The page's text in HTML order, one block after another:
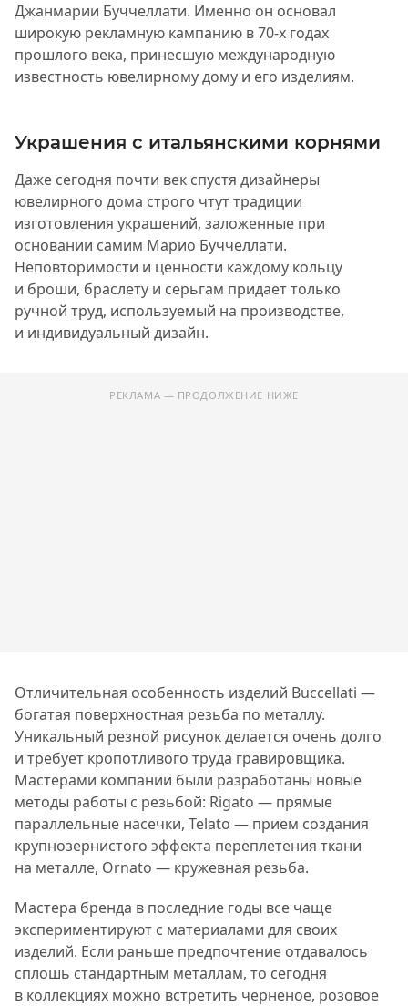
Джанмарии Буччеллати. Именно он основал
широкую рекламную кампанию в 70-х годах
прошлого века, принесшую международную
известность ювелирному дому и его изделиям.
Украшения с итальянскими корнями
Даже сегодня почти век спустя дизайнеры
ювелирного дома строго чтут традиции
изготовления украшений, заложенные при
основании самим Марио Буччеллати.
Неповторимости и ценности каждому кольцу
и броши, браслету и серьгам придает только
ручной труд, используемый на производстве,
и индивидуальный дизайн.
РЕКЛАМА — ПРОДОЛЖЕНИЕ НИЖЕ
Отличительная особенность изделий Buccellati —
богатая поверхностная резьба по металлу.
Уникальный резной рисунок делается очень долго
и требует кропотливого труда гравировщика.
Мастерами компании были разработаны новые
методы работы с резьбой: Rigato — прямые
параллельные насечки, Telato — прием создания
крупнозернистого эффекта переплетения ткани
на металле, Ornato — кружевная резьба.
Мастера бренда в последние годы все чаще
экспериментируют с материалами для своих
изделий. Если раньше предпочтение отдавалось
сплошь стандартным металлам, то сегодня
в коллекциях можно встретить черненое, розовое